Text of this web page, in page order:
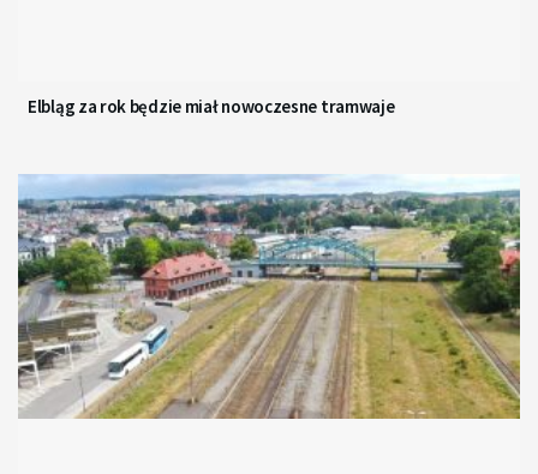
Elbląg za rok będzie miał nowoczesne tramwaje